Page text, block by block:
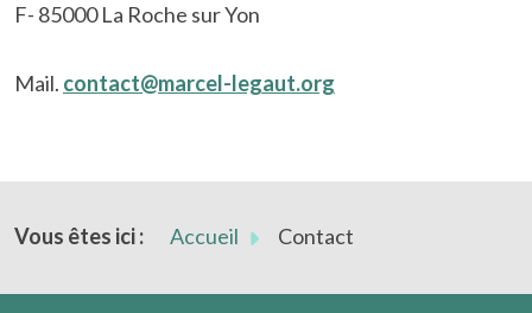
F- 85000 La Roche sur Yon
Mail. contact@marcel-legaut.org
Vous êtes ici : Accueil Contact